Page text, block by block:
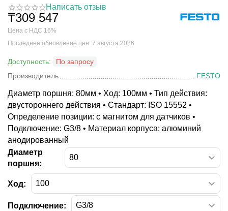
Написать отзыв
₸309 547
Цена с НДС 16%
Последнее обновление цен: 7 августа 2026
Доступность:
По запросу
Производитель
FESTO
Диаметр поршня: 80мм • Ход: 100мм • Тип действия:
двустороннего действия • Стандарт: ISO 15552 •
Определение позиции: с магнитом для датчиков •
Подключение: G3/8 • Материал корпуса: алюминий
анодированный
Диаметр
поршня:
Ход:
Подключение: